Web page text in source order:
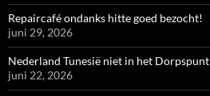
Repaircafé ondanks hitte goed bezocht!
juni 29, 2026
Nederland Tunesië niet in het Dorpspunt
juni 22, 2026